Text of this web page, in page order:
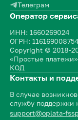
Телеграм
Оператор
ИНН: 1660269024
ОГРН:
Copyright © 2018-
«Простые платежи»
КОД
Контакты и
В случае
службу поддержки
support@oplata-